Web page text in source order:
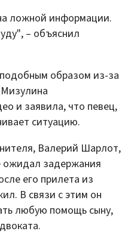
ложной информации.
– объяснил
образом из-за
и заявила, что певец,
ситуацию.
Валерий Шарлот,
ожидал задержания
его прилета из
В связи с этим он
любую помощь сыну,